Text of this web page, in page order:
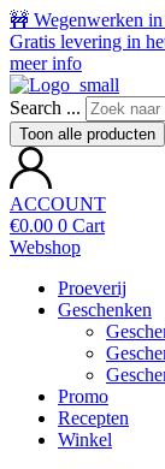
🚧 Wegenwerken in
Gratis levering in
meer info
Search ...
Toon alle producten
ACCOUNT
€0.00 0 Cart
Webshop
Proeverij
Geschenken
Promo
Recepten
Winkel